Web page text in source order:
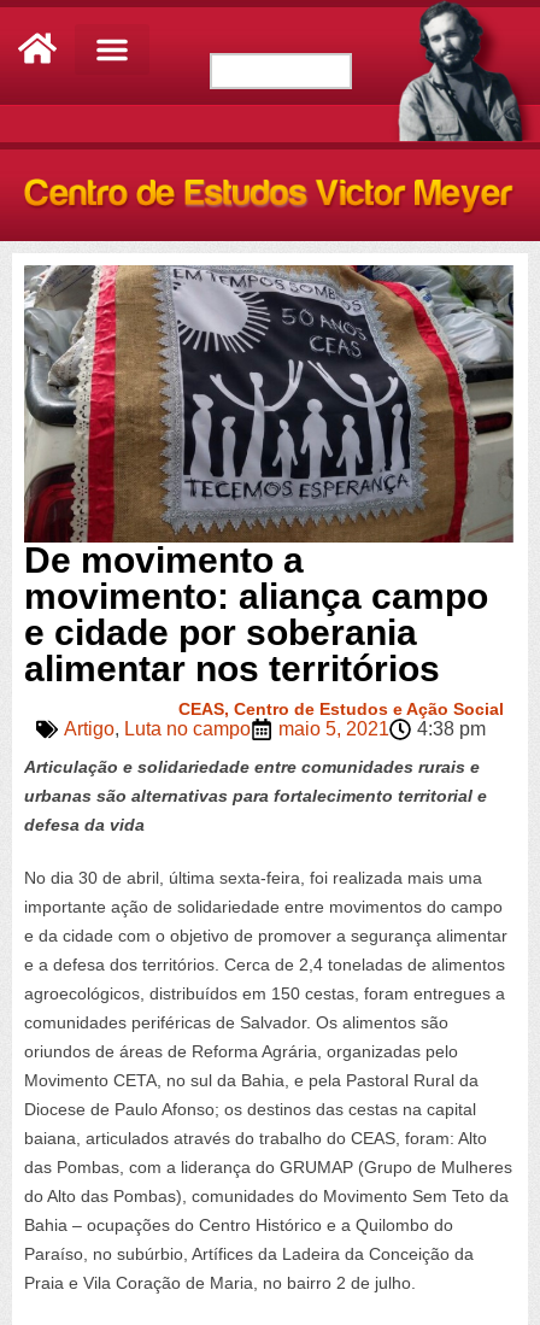
De movimento a
movimento: aliança campo
e cidade por soberania
alimentar nos territórios
CEAS, Centro de Estudos e Ação Social
Artigo, Luta no campo maio 5, 2021 4:38 pm
Articulação e solidariedade entre comunidades rurais e
urbanas são alternativas para fortalecimento territorial e
defesa da vida
No dia 30 de abril, última sexta-feira, foi realizada mais uma
importante ação de solidariedade entre movimentos do campo
e da cidade com o objetivo de promover a segurança alimentar
e a defesa dos territórios. Cerca de 2,4 toneladas de alimentos
agroecológicos, distribuídos em 150 cestas, foram entregues a
comunidades periféricas de Salvador. Os alimentos são
oriundos de áreas de Reforma Agrária, organizadas pelo
Movimento CETA, no sul da Bahia, e pela Pastoral Rural da
Diocese de Paulo Afonso; os destinos das cestas na capital
baiana, articulados através do trabalho do CEAS, foram: Alto
das Pombas, com a liderança do GRUMAP (Grupo de Mulheres
do Alto das Pombas), comunidades do Movimento Sem Teto da
Bahia – ocupações do Centro Histórico e a Quilombo do
Paraíso, no subúrbio, Artífices da Ladeira da Conceição da
Praia e Vila Coração de Maria, no bairro 2 de julho.